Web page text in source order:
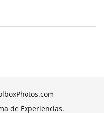
de Experiencias.